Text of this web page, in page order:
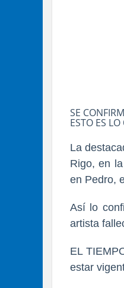
SE
ESTO ES
La
Rigo, en
en Pedro,
Así lo
artista
EL
estar